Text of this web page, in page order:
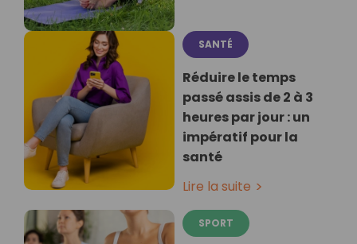
SANTÉ
Réduire le temps
passé assis de 2 à 3
heures par jour : un
impératif pour la
santé
Lire la suite
SPORT